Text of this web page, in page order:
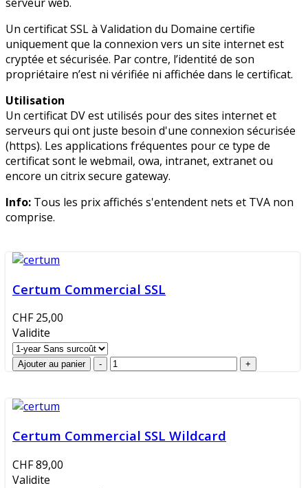
Un certificat SSL à Validation du Domaine certifie
uniquement que la connexion vers un site internet est
cryptée et sécurisée. Par contre, l’identité de son
propriétaire n’est ni vérifiée ni affichée dans le certificat.
Utilisation
Un certificat DV est utilisés pour des sites internet et
serveurs qui ont juste besoin d'une connexion sécurisée
(https). Les applications fréquentes pour ce type de
certificat sont le webmail, owa, intranet, extranet ou
encore un citrix secure gateway.
Info: Tous les prix affichés s'entendent nets et TVA non
comprise.
Certum Commercial SSL
CHF 25,00
Validite
Certum Commercial SSL Wildcard
CHF 89,00
Validite